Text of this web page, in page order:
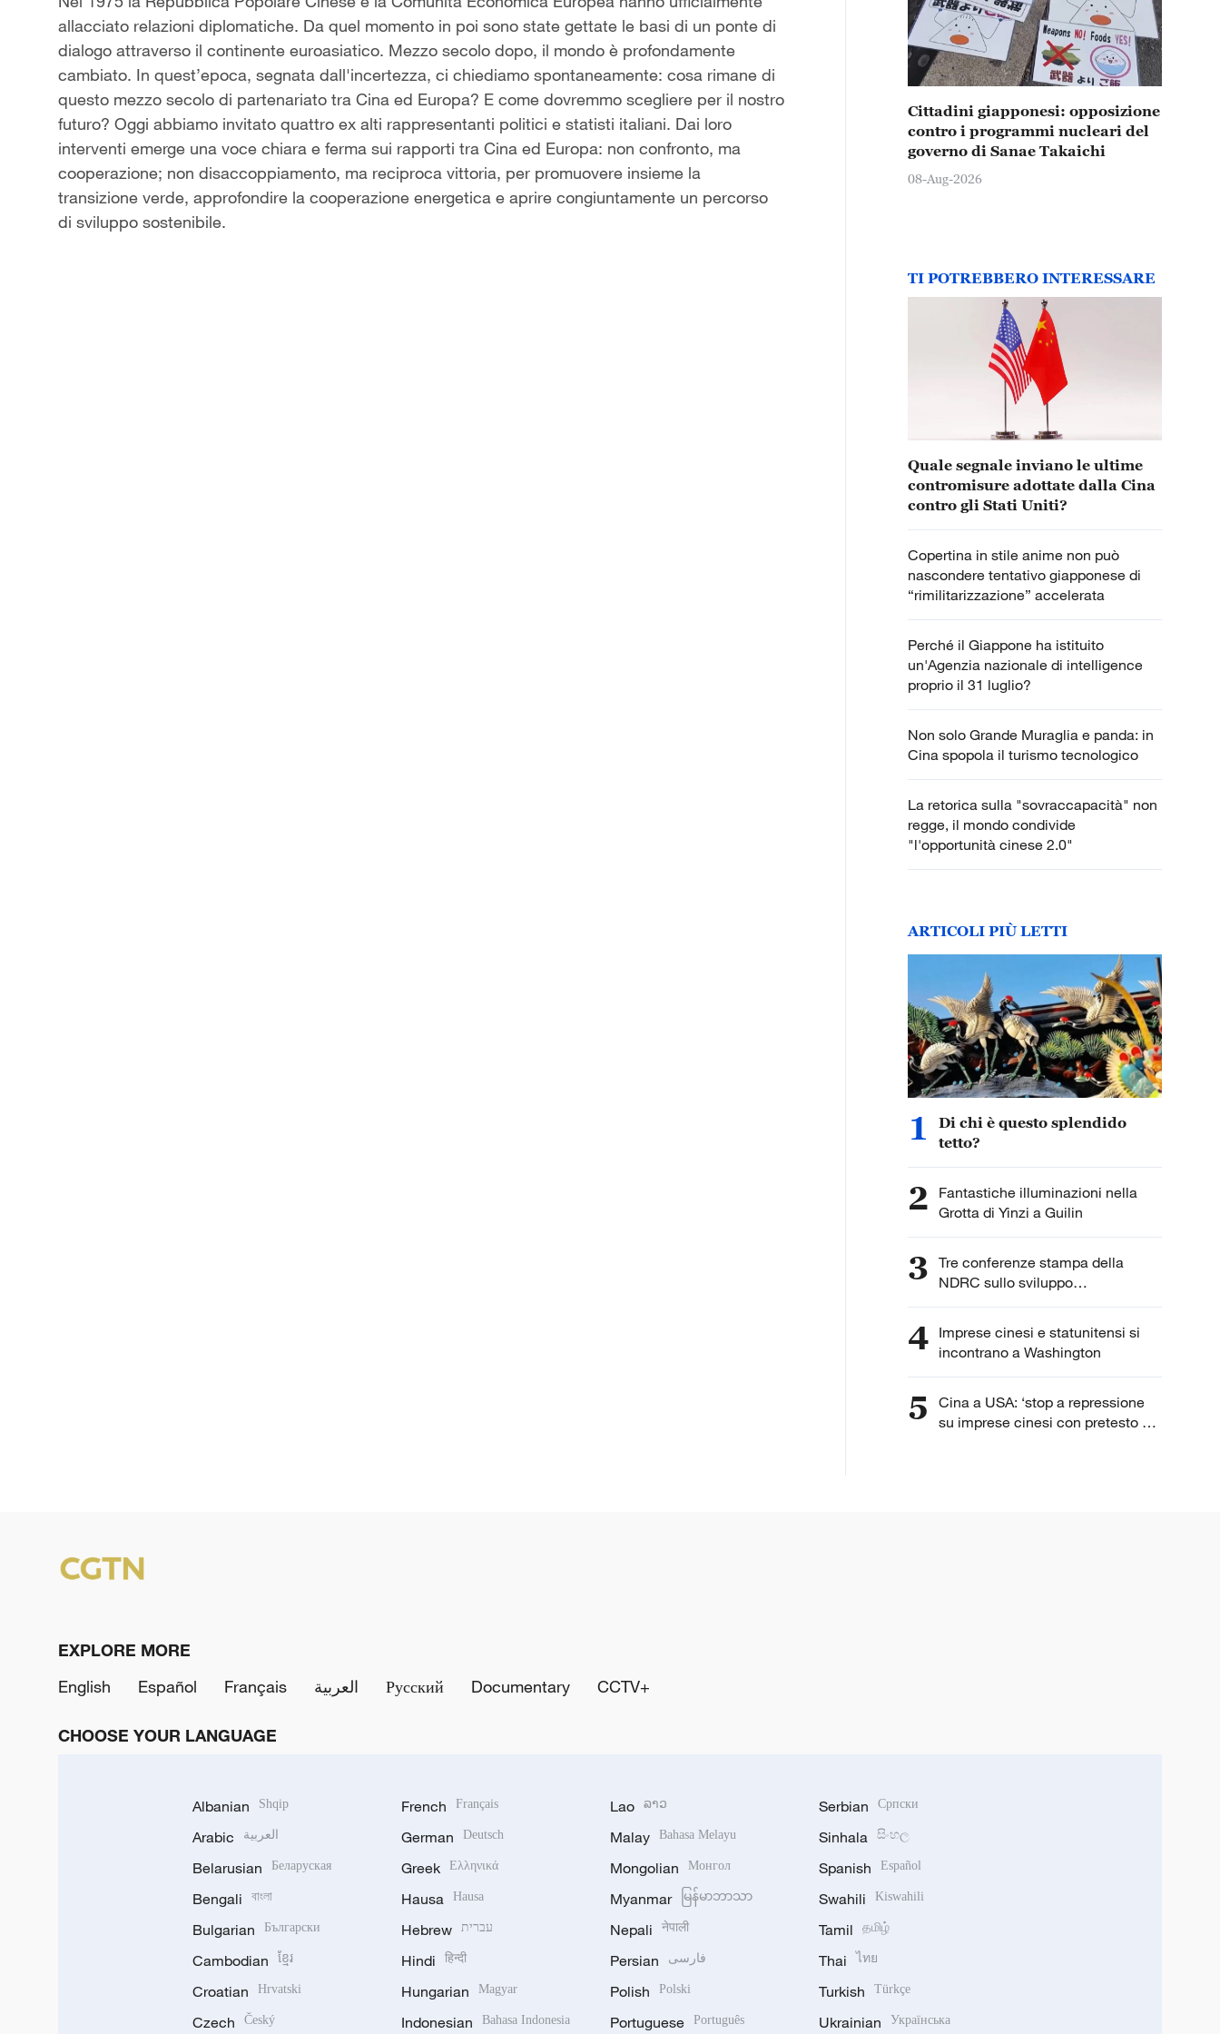
allacciato relazioni diplomatiche. Da quel momento in poi sono state gettate le basi di un ponte di
dialogo attraverso il continente euroasiatico. Mezzo secolo dopo, il mondo è profondamente
cambiato. In quest’epoca, segnata dall'incertezza, ci chiediamo spontaneamente: cosa rimane di
questo mezzo secolo di partenariato tra Cina ed Europa? E come dovremmo scegliere per il nostro
futuro? Oggi abbiamo invitato quattro ex alti rappresentanti politici e statisti italiani. Dai loro
interventi emerge una voce chiara e ferma sui rapporti tra Cina ed Europa: non confronto, ma
cooperazione; non disaccoppiamento, ma reciproca vittoria, per promuovere insieme la
transizione verde, approfondire la cooperazione energetica e aprire congiuntamente un percorso
di sviluppo sostenibile.
Cittadini giapponesi: opposizione
contro i programmi nucleari del
governo di Sanae Takaichi
08-Aug-2026
TI POTREBBERO INTERESSARE
Quale segnale inviano le ultime
contromisure adottate dalla Cina
contro gli Stati Uniti?
Copertina in stile anime non può
nascondere tentativo giapponese di
“rimilitarizzazione” accelerata
Perché il Giappone ha istituito
un'Agenzia nazionale di intelligence
proprio il 31 luglio?
Non solo Grande Muraglia e panda: in
Cina spopola il turismo tecnologico
La retorica sulla "sovraccapacità" non
regge, il mondo condivide
"l'opportunità cinese 2.0"
ARTICOLI PIÙ LETTI
1
Di chi è questo splendido
tetto?
2
Fantastiche illuminazioni nella
Grotta di Yinzi a Guilin
3 Tre conferenze stampa della
NDRC sullo sviluppo
dell'intelligenza artificiale
4 Imprese cinesi e statunitensi si
incontrano a Washington
5
Cina a USA: ‘stop a repressione
su imprese cinesi con pretesto di
EXPLORE MORE
English
Español Français العربية Русский Documentary CCTV+
CHOOSE YOUR LANGUAGE
Albanian Shqip
Arabic العربية
Belarusian Беларуская
Bengali বাংলা
Bulgarian Български
Cambodian ខ្មែរ
Croatian Hrvatski
Czech Český
French Français
German Deutsch
Greek Ελληνικά
Hausa Hausa
Hebrew עברית
Hindi हिन्दी
Hungarian Magyar
Indonesian Bahasa Indonesia
Lao ລາວ
Malay Bahasa Melayu
Mongolian Монгол
Myanmar မြန်မာဘာသာ
Nepali नेपाली
Persian فارسی
Polish Polski
Portuguese Português
Serbian Српски
Sinhala සිංහල
Spanish Español
Swahili Kiswahili
Tamil தமிழ்
Thai ไทย
Turkish Türkçe
Ukrainian Українська